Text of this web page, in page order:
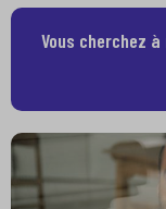
Vous cherchez